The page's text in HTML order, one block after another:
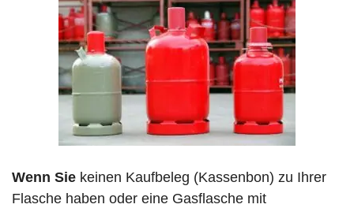
Wenn Sie keinen Kaufbeleg (Kassenbon) zu Ihrer
Flasche haben oder eine Gasflasche mit